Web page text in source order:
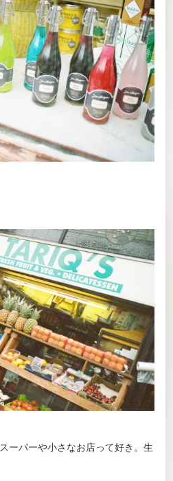
ーパーや小さなお店って好き。生